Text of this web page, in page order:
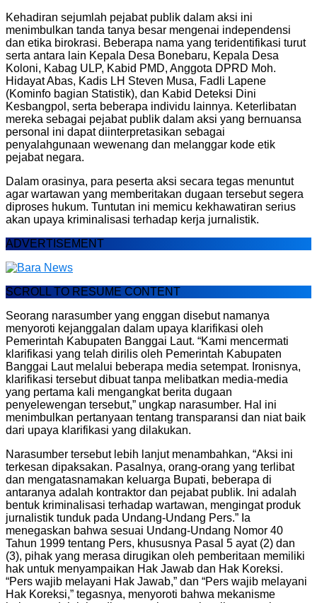
Kehadiran sejumlah pejabat publik dalam aksi ini
menimbulkan tanda tanya besar mengenai independensi
dan etika birokrasi. Beberapa nama yang teridentifikasi turut
serta antara lain Kepala Desa Bonebaru, Kepala Desa
Koloni, Kabag ULP, Kabid PMD, Anggota DPRD Moh.
Hidayat Abas, Kadis LH Steven Musa, Fadli Lapene
(Kominfo bagian Statistik), dan Kabid Deteksi Dini
Kesbangpol, serta beberapa individu lainnya. Keterlibatan
mereka sebagai pejabat publik dalam aksi yang bernuansa
personal ini dapat diinterpretasikan sebagai
penyalahgunaan wewenang dan melanggar kode etik
pejabat negara.
Dalam orasinya, para peserta aksi secara tegas menuntut
agar wartawan yang memberitakan dugaan tersebut segera
diproses hukum. Tuntutan ini memicu kekhawatiran serius
akan upaya kriminalisasi terhadap kerja jurnalistik.
ADVERTISEMENT
SCROLL TO RESUME CONTENT
Seorang narasumber yang enggan disebut namanya
menyoroti kejanggalan dalam upaya klarifikasi oleh
Pemerintah Kabupaten Banggai Laut. “Kami mencermati
klarifikasi yang telah dirilis oleh Pemerintah Kabupaten
Banggai Laut melalui beberapa media setempat. Ironisnya,
klarifikasi tersebut dibuat tanpa melibatkan media-media
yang pertama kali mengangkat berita dugaan
penyelewengan tersebut,” ungkap narasumber. Hal ini
menimbulkan pertanyaan tentang transparansi dan niat baik
dari upaya klarifikasi yang dilakukan.
Narasumber tersebut lebih lanjut menambahkan, “Aksi ini
terkesan dipaksakan. Pasalnya, orang-orang yang terlibat
dan mengatasnamakan keluarga Bupati, beberapa di
antaranya adalah kontraktor dan pejabat publik. Ini adalah
bentuk kriminalisasi terhadap wartawan, mengingat produk
jurnalistik tunduk pada Undang-Undang Pers.” Ia
menegaskan bahwa sesuai Undang-Undang Nomor 40
Tahun 1999 tentang Pers, khususnya Pasal 5 ayat (2) dan
(3), pihak yang merasa dirugikan oleh pemberitaan memiliki
hak untuk menyampaikan Hak Jawab dan Hak Koreksi.
“Pers wajib melayani Hak Jawab,” dan “Pers wajib melayani
Hak Koreksi,” tegasnya, menyoroti bahwa mekanisme